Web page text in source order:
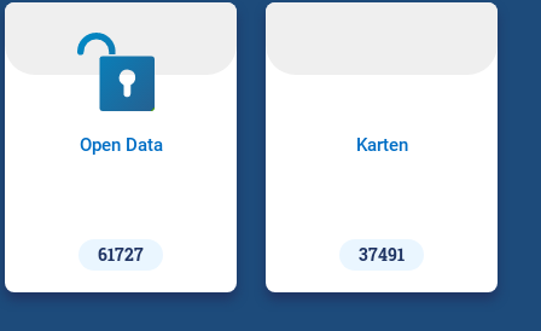
Open Data
61727
Karten
37491